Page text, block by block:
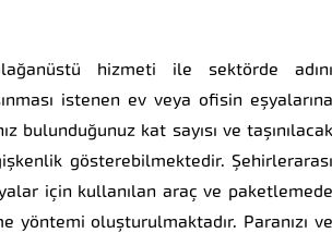
hizmeti ile sektörde
istenen ev veya ofisin eşyalarına
bulunduğunuz kat sayısı ve taşınılacak
gösterebilmektedir. Şehirlerarası
için kullanılan araç ve paketlemede
yöntemi oluşturulmaktadır. Paranızı ve